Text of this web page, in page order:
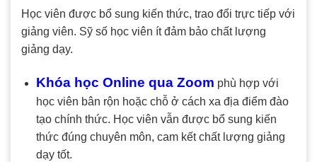
Học viên được bổ sung kiến thức, trao đổi trực tiếp với
giảng viên. Sỹ số học viên ít đảm bảo chất lượng
giảng dạy.
Khóa học Online qua Zoom phù hợp với
học viên bân rộn hoặc chỗ ở cách xa địa điểm đào
tạo chính thức. Học viên vẫn được bổ sung kiến
thức đúng chuyên môn, cam kết chất lượng giảng
dạy tốt.